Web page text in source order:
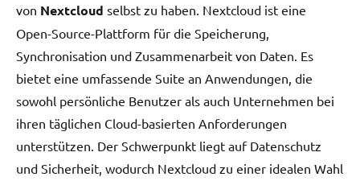
von Nextcloud selbst zu haben. Nextcloud ist eine
Open-Source-Plattform für die Speicherung,
Synchronisation und Zusammenarbeit von Daten. Es
bietet eine umfassende Suite an Anwendungen, die
sowohl persönliche Benutzer als auch Unternehmen bei
ihren täglichen Cloud-basierten Anforderungen
unterstützen. Der Schwerpunkt liegt auf Datenschutz
und Sicherheit, wodurch Nextcloud zu einer idealen Wahl